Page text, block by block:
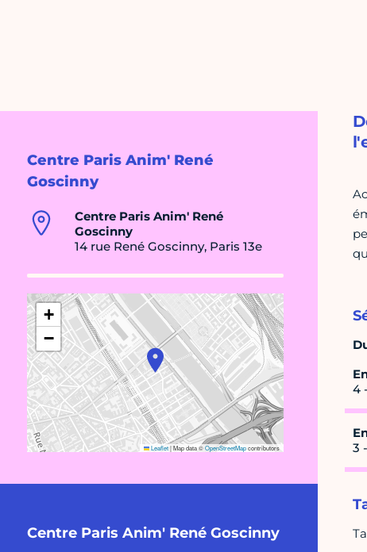
Centre Paris Anim' René
Goscinny
Centre Paris Anim' René
Goscinny
14 rue René Goscinny, Paris 13e
+
−
Leaflet|Map data ©OpenStreetMapcontributors
Centre Paris Anim' René Goscinny
4
3